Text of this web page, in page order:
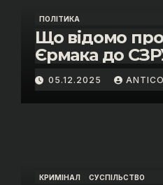
ПОЛІТИКА
Що відомо про
Єрмака до
05.12.2025
КРИМІНАЛ СУСПІЛЬСТВО